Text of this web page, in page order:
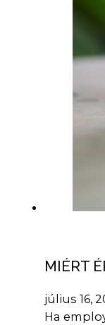
MIÉRT
július 16,
Ha